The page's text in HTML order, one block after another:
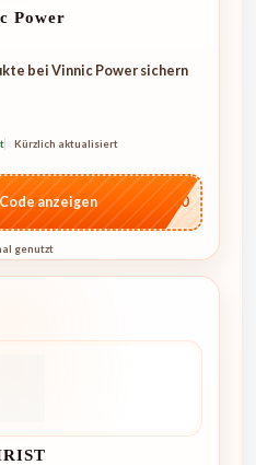
Power
bei Vinnic Power sichern
Kürzlich aktualisiert
…T10
anzeigen
genutzt